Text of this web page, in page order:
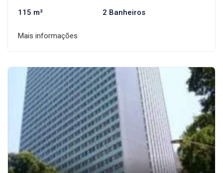
115 m² 2 Banheiros
Mais informações